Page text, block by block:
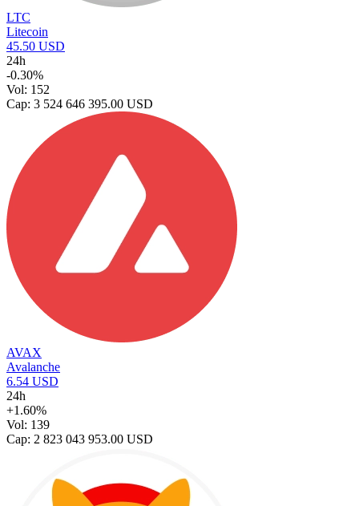
LTC
Litecoin
45.50 USD
24h
-0.30%
Vol: 152
Cap: 3 524 646 395.00 USD
AVAX
Avalanche
6.54 USD
24h
+1.60%
Vol: 139
Cap: 2 823 043 953.00 USD